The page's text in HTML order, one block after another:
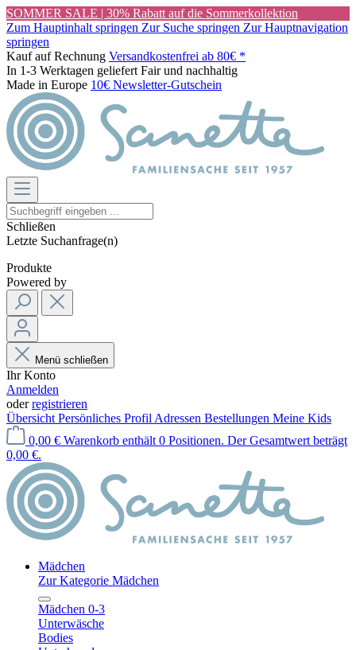
SOMMER SALE | 30% Rabatt auf die Sommerkollektion
Zum Hauptinhalt springen Zur Suche springen Zur Hauptnavigation
springen
Kauf auf Rechnung Versandkostenfrei ab 80€ *
In 1-3 Werktagen geliefert Fair und nachhaltig
Made in Europe 10€ Newsletter-Gutschein
Schließen
Letzte Suchanfrage(n)
Produkte
Powered by
Menü schließen
Ihr Konto
Anmelden
oderregistrieren
Übersicht Persönliches Profil Adressen Bestellungen Meine Kids
0,00 € Warenkorb enthält 0 Positionen. Der Gesamtwert beträgt
0,00 €.
Mädchen
Zur Kategorie Mädchen
Mädchen 0-3
Unterwäsche
Bodies